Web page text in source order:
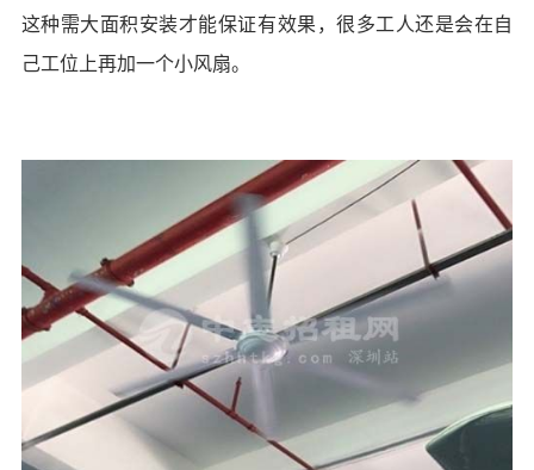
这种需大面积安装才能保证有效果，很多工人还是会在自
己工位上再加一个小风扇。